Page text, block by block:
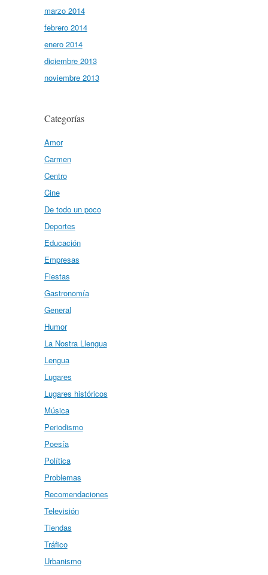
marzo 2014
febrero 2014
enero 2014
diciembre 2013
noviembre 2013
Categorías
Amor
Carmen
Centro
Cine
De todo un poco
Deportes
Educación
Empresas
Fiestas
Gastronomía
General
Humor
La Nostra Llengua
Lengua
Lugares
Lugares históricos
Música
Periodismo
Poesía
Política
Problemas
Recomendaciones
Televisión
Tiendas
Tráfico
Urbanismo